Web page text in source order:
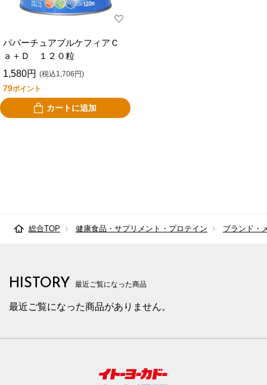
パパーチュアブルケフィアＣ
ａ＋Ｄ １２０粒
1,580円 (税込1,706円)
79ポイント
カートに追加
総合TOP 健康食品・サプリメント・プロテイン ブランド・
HISTORY 最近ご覧になった商品
最近ご覧になった商品がありません。